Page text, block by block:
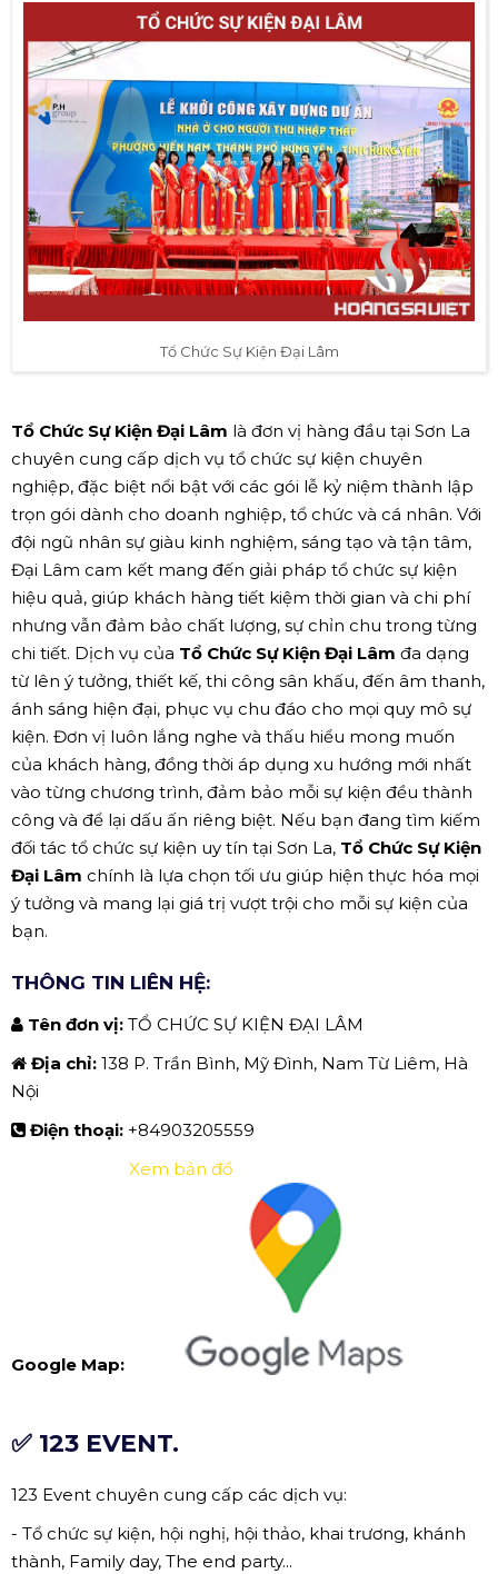
Tổ Chức Sự Kiện Đại Lâm
Tổ Chức Sự Kiện Đại Lâm là đơn vị hàng đầu tại Sơn La
chuyên cung cấp dịch vụ tổ chức sự kiện chuyên
nghiệp, đặc biệt nổi bật với các gói lễ kỷ niệm thành lập
trọn gói dành cho doanh nghiệp, tổ chức và cá nhân. Với
đội ngũ nhân sự giàu kinh nghiệm, sáng tạo và tận tâm,
Đại Lâm cam kết mang đến giải pháp tổ chức sự kiện
hiệu quả, giúp khách hàng tiết kiệm thời gian và chi phí
nhưng vẫn đảm bảo chất lượng, sự chỉn chu trong từng
chi tiết. Dịch vụ của Tổ Chức Sự Kiện Đại Lâm đa dạng
từ lên ý tưởng, thiết kế, thi công sân khấu, đến âm thanh,
ánh sáng hiện đại, phục vụ chu đáo cho mọi quy mô sự
kiện. Đơn vị luôn lắng nghe và thấu hiểu mong muốn
của khách hàng, đồng thời áp dụng xu hướng mới nhất
vào từng chương trình, đảm bảo mỗi sự kiện đều thành
công và để lại dấu ấn riêng biệt. Nếu bạn đang tìm kiếm
đối tác tổ chức sự kiện uy tín tại Sơn La, Tổ Chức Sự Kiện
Đại Lâm chính là lựa chọn tối ưu giúp hiện thực hóa mọi
ý tưởng và mang lại giá trị vượt trội cho mỗi sự kiện của
bạn.
THÔNG TIN LIÊN HỆ:
Tên đơn vị: TỔ CHỨC SỰ KIỆN ĐẠI LÂM
Địa chỉ: 138 P. Trần Bình, Mỹ Đình, Nam Từ Liêm, Hà
Nội
Điện thoại: +84903205559
Google Map:
Xem bản đồ
✅ 123 EVENT.
123 Event chuyên cung cấp các dịch vụ:
- Tổ chức sự kiện, hội nghị, hội thảo, khai trương, khánh
thành, Family day, The end party...